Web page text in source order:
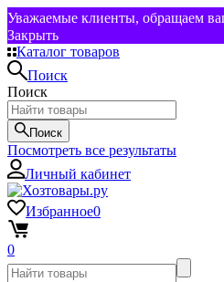
Уважаемые клиенты, обращаем
Закрыть
Каталог товаров
Поиск
Поиск
Поиск
Посмотреть все результаты
Личный кабинет
Избранное0
0